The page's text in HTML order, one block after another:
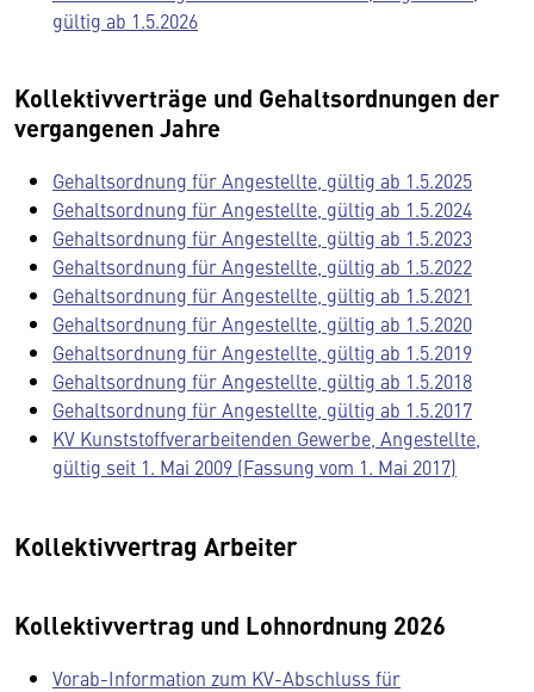
gültig ab 1.5.2026
Kollektivverträge und Gehaltsordnungen der
vergangenen Jahre
Gehaltsordnung für Angestellte, gültig ab 1.5.2025
Gehaltsordnung für Angestellte, gültig ab 1.5.2024
Gehaltsordnung für Angestellte, gültig ab 1.5.2023
Gehaltsordnung für Angestellte, gültig ab 1.5.2022
Gehaltsordnung für Angestellte, gültig ab 1.5.2021
Gehaltsordnung für Angestellte, gültig ab 1.5.2020
Gehaltsordnung für Angestellte, gültig ab 1.5.2019
Gehaltsordnung für Angestellte, gültig ab 1.5.2018
Gehaltsordnung für Angestellte, gültig ab 1.5.2017
KV Kunststoffverarbeitenden Gewerbe, Angestellte,
gültig seit 1. Mai 2009 (Fassung vom 1. Mai 2017)
Kollektivvertrag Arbeiter
Kollektivvertrag und Lohnordnung 2026
Vorab-Information zum KV-Abschluss für